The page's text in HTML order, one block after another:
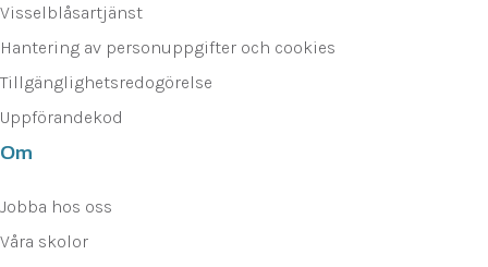
Visselblåsartjänst
Hantering av personuppgifter och cookies
Tillgänglighetsredogörelse
Uppförandekod
Om
Jobba hos oss
Våra skolor